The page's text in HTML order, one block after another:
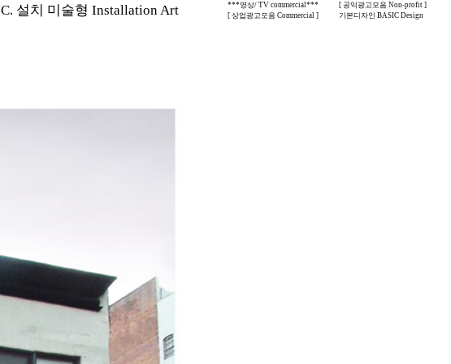
C. 설치 미술형 Installation Art ***영상/ TV commercial***
[ 공익광고모음 Non-profit ]
[ 상업광고모음 Commercial ]
기본디자인 BASIC Design